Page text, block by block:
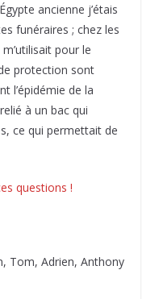
ancienne j’étais
funéraires ; chez les
pour le
protection sont
l’épidémie de la
à un bac qui
ce qui permettait de
questions !
Tom, Adrien, Anthony